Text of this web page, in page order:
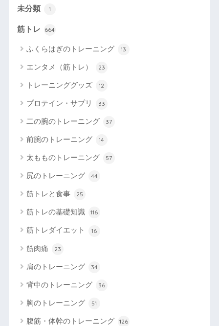
未分類 1
筋トレ 664
ふくらはぎのトレーニング 13
エンタメ（筋トレ） 23
トレーニンググッズ 12
プロテイン・サプリ 33
二の腕のトレーニング 37
前腕のトレーニング 14
太もものトレーニング 57
尻のトレーニング 44
筋トレと食事 25
筋トレの基礎知識 116
筋トレダイエット 16
筋肉痛 23
肩のトレーニング 34
背中のトレーニング 36
胸のトレーニング 51
腹筋・体幹のトレーニング 126